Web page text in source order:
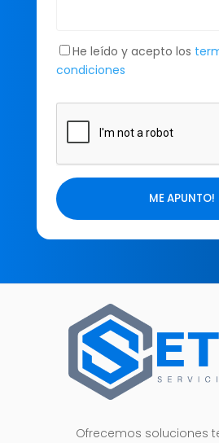
He leído y acepto los
condiciones
Ofrecemos soluciones